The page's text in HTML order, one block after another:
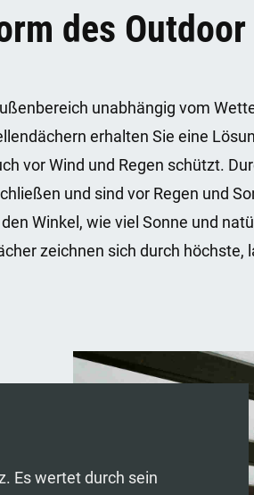
des
unabhängig vom
erhalten Sie eine
vor Wind und Regen schützt.
und sind vor Regen und
Winkel, wie viel Sonne und
zeichnen sich durch höchste,
Es wertet durch sein